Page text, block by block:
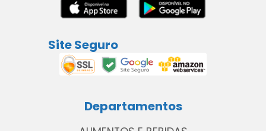
Site Seguro
Departamentos